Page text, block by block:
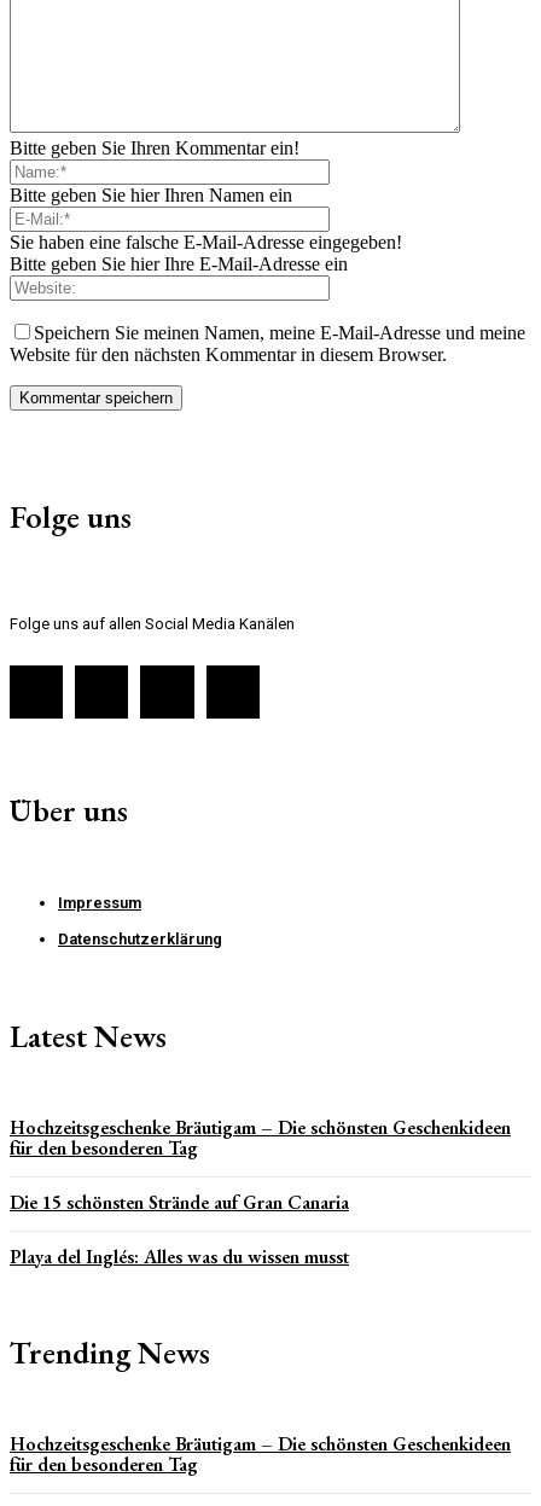
Bitte geben Sie Ihren Kommentar ein!
Bitte geben Sie hier Ihren Namen ein
Sie haben eine falsche E-Mail-Adresse eingegeben!
Bitte geben Sie hier Ihre E-Mail-Adresse ein
Speichern Sie meinen Namen, meine E-Mail-Adresse und meine
Website für den nächsten Kommentar in diesem Browser.
Folge uns
Folge uns auf allen Social Media Kanälen
Über uns
Impressum
Datenschutzerklärung
Latest News
Hochzeitsgeschenke Bräutigam – Die schönsten Geschenkideen
für den besonderen Tag
Die 15 schönsten Strände auf Gran Canaria
Playa del Inglés: Alles was du wissen musst
Trending News
Hochzeitsgeschenke Bräutigam – Die schönsten Geschenkideen
für den besonderen Tag